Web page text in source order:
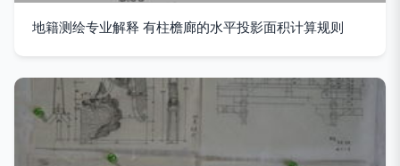
地籍测绘专业解释 有柱檐廊的水平投影面积计算规则